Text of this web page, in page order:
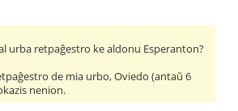
urba retpaĝestro ke aldonu Esperanton?
de mia urbo, Oviedo (antaŭ 6
nenion.